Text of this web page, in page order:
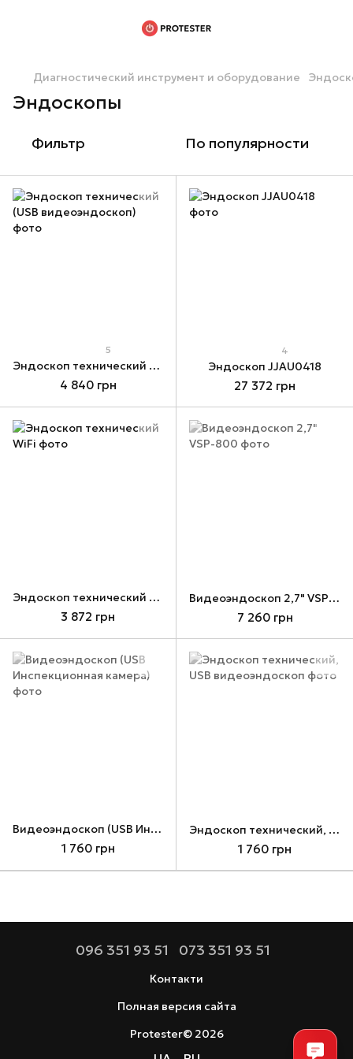
Диагностический инструмент и оборудование
Эндоскопы
Фильтр По популярности
5
Эндоскоп технический (USB видеоэндоскоп)
4 840 грн
4
Эндоскоп JJAU0418
27 372 грн
Эндоскоп технический WiFi
3 872 грн
Видеоэндоскоп 2,7" VSP-800
7 260 грн
Bидeoэндocкoп (USB Инcпeкциoннaя кaмepa)
1 760 грн
Эндоскоп технический, USB видеоэндоскоп
1 760 грн
096 351 93 51 073 351 93 51
Контакти
Полная версия сайта
Protester© 2026